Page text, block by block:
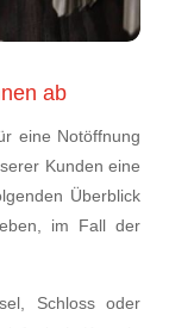
ab
eine Notöffnung
Kunden eine
Überblick
im Fall der
Schloss oder